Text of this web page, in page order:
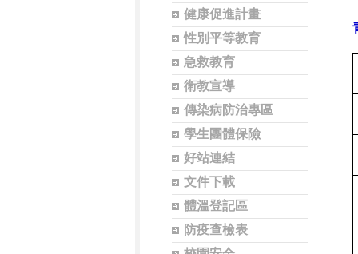
健康促進計畫
性別平等教育
急救教育
衛教宣導
傳染病防治專區
學生團體保險
好站連結
文件下載
體溫登記區
防疫查檢表